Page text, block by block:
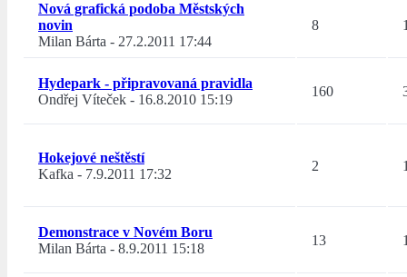
Nová grafická podoba Městských
novin
Milan Bárta - 27.2.2011 17:44
8
Hydepark - připravovaná pravidla
Ondřej Víteček - 16.8.2010 15:19
160
Hokejové neštěstí
Kafka - 7.9.2011 17:32
2
Demonstrace v Novém Boru
Milan Bárta - 8.9.2011 15:18
13